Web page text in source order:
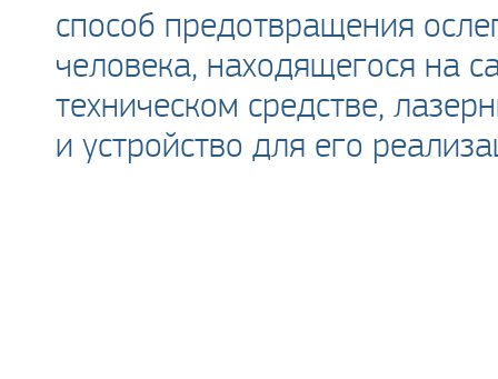
способ предотвращения
человека, находящегося на
техническом средстве,
и устройство для его